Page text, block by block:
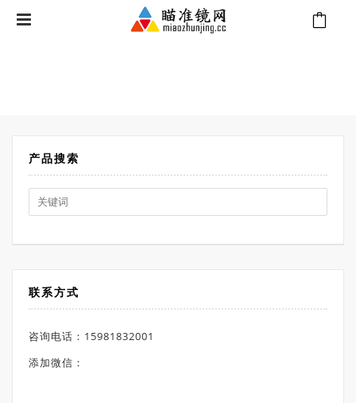
产品搜索
Search
for:
联系方式
咨询电话：15981832001
添加微信：